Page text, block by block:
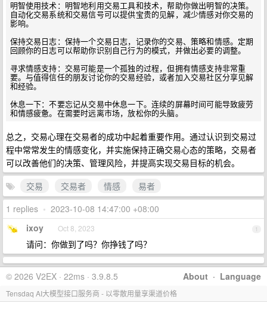
明智使用技术：明智地利用交易工具和技术，帮助你做出明智的决策。
自动化交易系统和交易信号可以提供宝贵的见解，减少情感对你交易的
影响。
保持交易日志：保持一个交易日志，记录你的交易、策略和情感。定期
回顾你的日志可以帮助你识别自己行为的模式，并做出必要的调整。
寻求情感支持：交易可能是一个孤独的过程，但拥有情感支持非常重
要。与值得信任的朋友讨论你的交易经验，或者加入交易社区分享见解
和经验。
休息一下：不要忘记从交易中休息一下。连续的屏幕时间可能导致疲劳
总之，交易心理在交易者的成功中起着重要作用。通过认识到交易过
程中常常发生的情感变化，并实施保持正确交易心态的策略，交易者
可以改善他们的决策、管理风险，并提高实现交易目标的机会。
交易
交易者 情感
易者
1 replies • 2023-10-08 14:47:00 +08:00
1
ixoy Oct 8, 2023
请问：你做到了吗？你挣钱了吗？
About · Language
© 2026 V2EX · 22ms · 3.9.8.5
Tensdaq AI大模型接口服务商 - 以零散用量享渠道价格